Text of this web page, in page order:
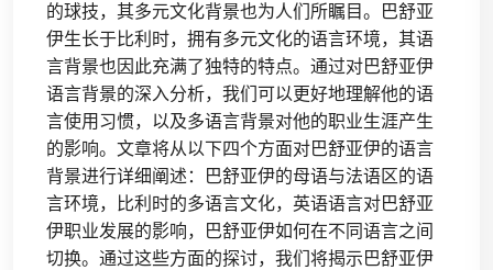
的球技，其多元文化背景也为人们所瞩目。巴舒亚
伊生长于比利时，拥有多元文化的语言环境，其语
言背景也因此充满了独特的特点。通过对巴舒亚伊
语言背景的深入分析，我们可以更好地理解他的语
言使用习惯，以及多语言背景对他的职业生涯产生
的影响。文章将从以下四个方面对巴舒亚伊的语言
背景进行详细阐述：巴舒亚伊的母语与法语区的语
言环境，比利时的多语言文化，英语语言对巴舒亚
伊职业发展的影响，巴舒亚伊如何在不同语言之间
切换。通过这些方面的探讨，我们将揭示巴舒亚伊